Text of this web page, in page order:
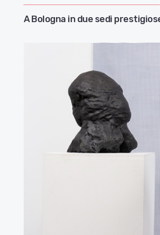
A Bologna in due sedi